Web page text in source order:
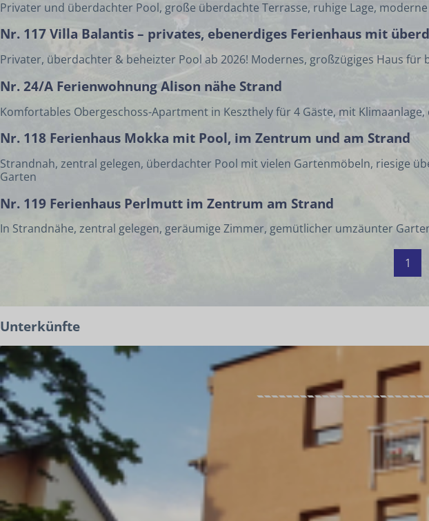
Privater und überdachter Pool, große überdachte Terrasse, ruhige Lage,
Nr. 117 Villa Balantis – privates, ebenerdiges Ferienhaus mit
Privater, überdachter & beheizter Pool ab 2026! Modernes, großzügiges Haus für
Nr. 24/A Ferienwohnung Alison nähe Strand
Komfortables Obergeschoss-Apartment in Keszthely für 4 Gäste, mit
Nr. 118 Ferienhaus Mokka mit Pool, im Zentrum und am Strand
Strandnah, zentral gelegen, überdachter Pool mit vielen Gartenmöbeln, riesige
Garten
Nr. 119 Ferienhaus Perlmutt im Zentrum am Strand
In Strandnähe, zentral gelegen, geräumige Zimmer, gemütlicher umzäunter
1
Unterkünfte